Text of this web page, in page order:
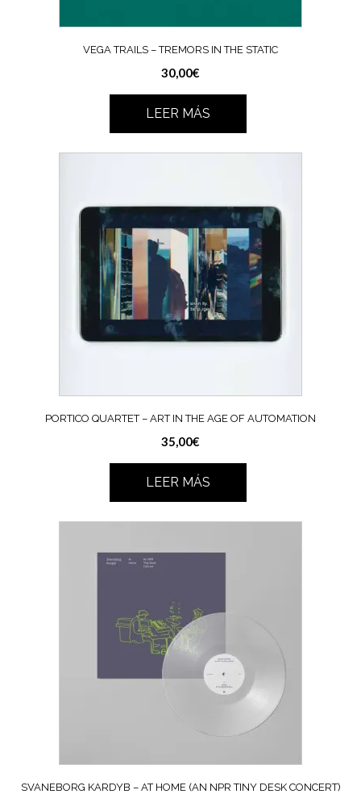
VEGA TRAILS – TREMORS IN THE STATIC
30,00€
LEER MÁS
PORTICO QUARTET – ART IN THE AGE OF AUTOMATION
35,00€
LEER MÁS
SVANEBORG KARDYB – AT HOME (AN NPR TINY DESK CONCERT)